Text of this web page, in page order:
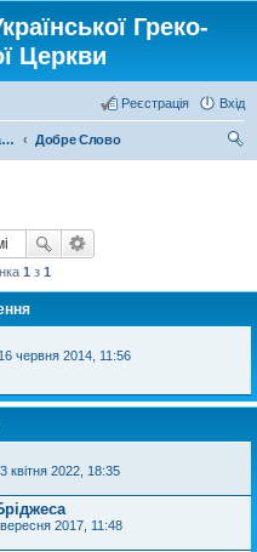
Греко-
Церкви
Вхід
Реєстрація
Українська Греко-Католицька Церква
Добре Слово
1 з 1
16 червня 2014, 11:56
квітня 2022, 18:35
2017, 11:48